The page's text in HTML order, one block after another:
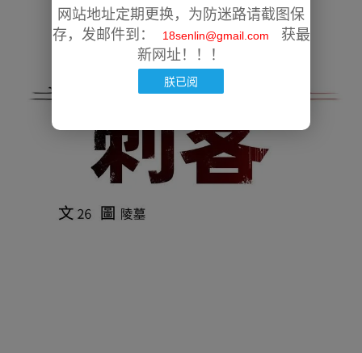
网站地址定期更换，为防迷路请截图保
存，发邮件到：
18senlin@gmail.com
获最
新网址！！！
朕已阅